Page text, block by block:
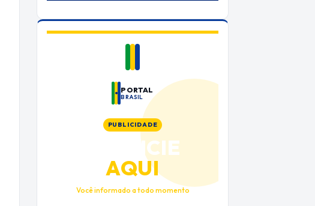
PORTAL
BRASIL
PUBLICIDADE
ANUNCIE
AQUI
Você informado a todo momento